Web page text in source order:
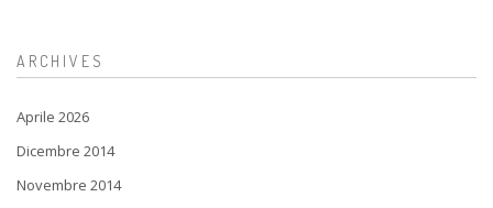
ARCHIVES
Aprile 2026
Dicembre 2014
Novembre 2014